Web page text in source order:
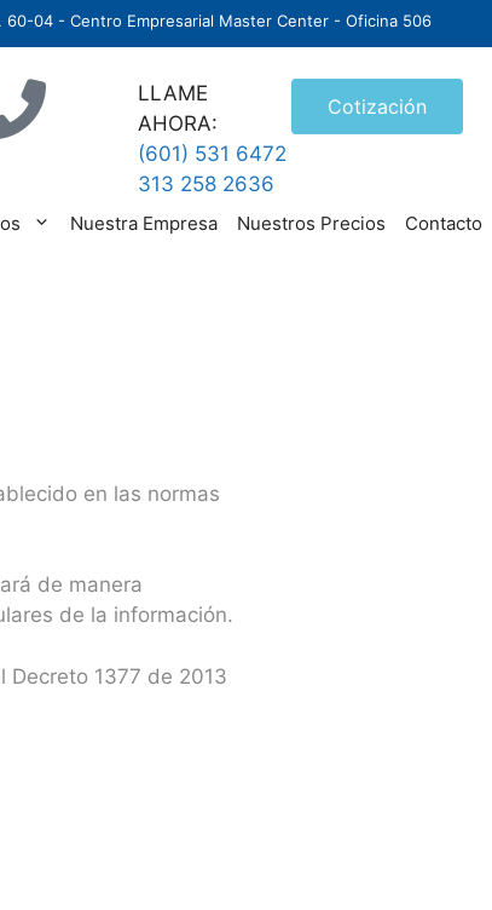
60-04 - Centro Empresarial Master Center - Oficina 506
LLAME
AHORA:
(601) 531 6472
313 258 2636
Cotización
Nuestra Empresa Nuestros Precios Contacto
en las normas
de manera
de la información.
Decreto 1377 de 2013